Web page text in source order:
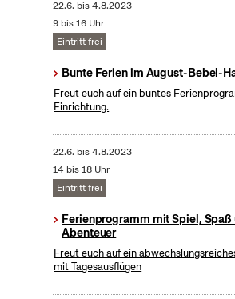
22.6. bis4.8.2023
9 bis 16 Uhr
Eintritt frei
Bunte Ferien im August-Bebel-
Freut euch auf ein buntes
Einrichtung.
22.6. bis4.8.2023
14 bis 18 Uhr
Eintritt frei
Ferienprogramm mit Spiel, Spaß
Abenteuer
Freut euch auf ein
mit Tagesausflügen